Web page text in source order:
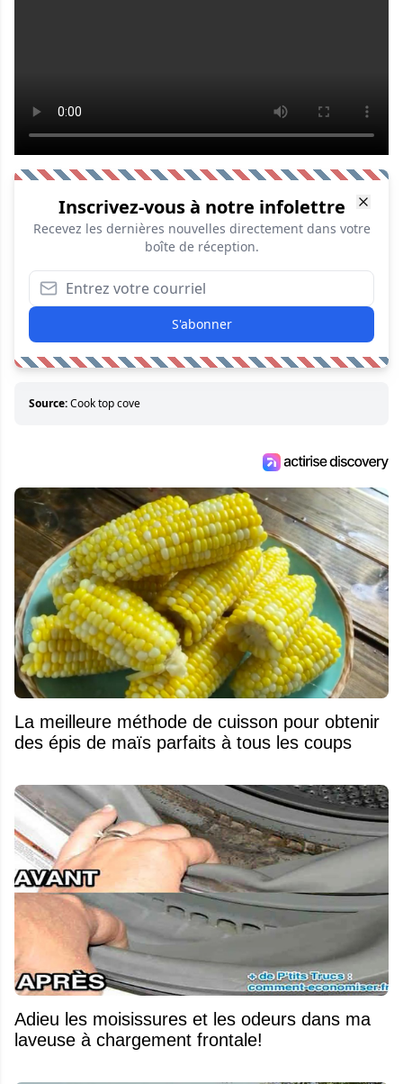
Inscrivez-vous à notre infolettre
Recevez les dernières nouvelles directement dans votre
boîte de réception.
S'abonner
Source:Cook top cove
La meilleure méthode de cuisson pour obtenir
des épis de maïs parfaits à tous les coups
Adieu les moisissures et les odeurs dans ma
laveuse à chargement frontale!